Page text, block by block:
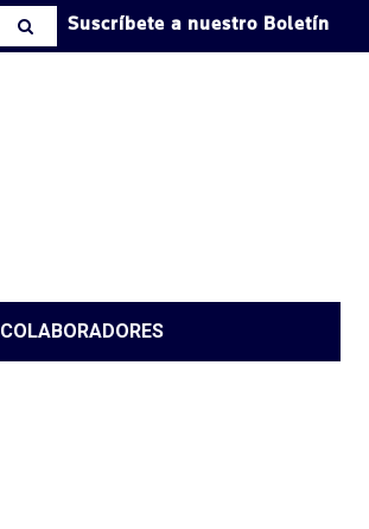
Suscríbete a nuestro Boletín
COLABORADORES